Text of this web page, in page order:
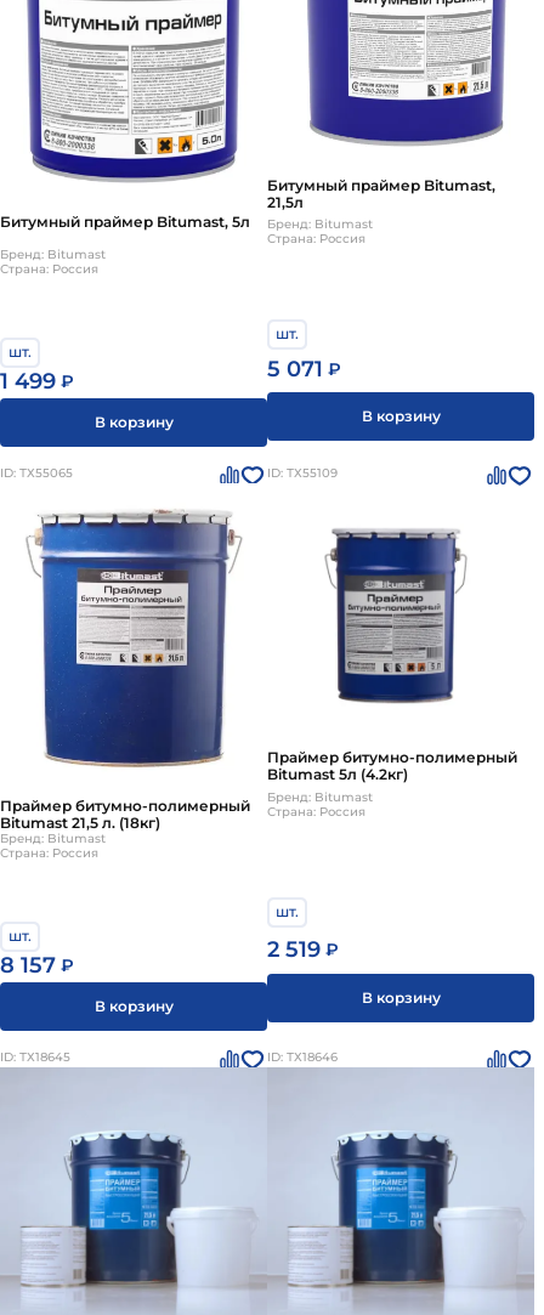
Битумный праймер Bitumast, 5л
Бренд: Bitumast
Страна: Россия
шт.
1 499 ₽
В корзину
Битумный праймер Bitumast,
21,5л
Бренд: Bitumast
Страна: Россия
шт.
5 071 ₽
В корзину
ID: ТХ55065
Праймер битумно-полимерный
Bitumast 21,5 л. (18кг)
Бренд: Bitumast
Страна: Россия
шт.
8 157 ₽
В корзину
ID: ТХ55109
Праймер битумно-полимерный
Bitumast 5л (4.2кг)
Бренд: Bitumast
Страна: Россия
шт.
2 519 ₽
В корзину
ID: ТХ18645 ID: ТХ18646